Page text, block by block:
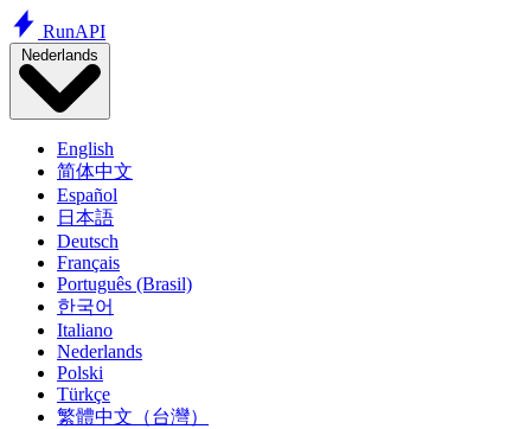
RunAPI
Nederlands
English
简体中文
Español
日本語
Deutsch
Français
Português (Brasil)
한국어
Italiano
Nederlands
Polski
Türkçe
繁體中文（台灣）